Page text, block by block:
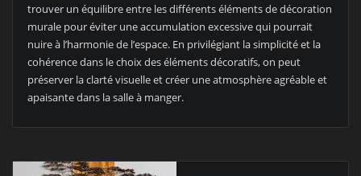
trouver un équilibre entre les différents éléments de décoration
murale pour éviter une accumulation excessive qui pourrait
nuire à l’harmonie de l’espace. En privilégiant la simplicité et la
cohérence dans le choix des éléments décoratifs, on peut
préserver la clarté visuelle et créer une atmosphère agréable et
apaisante dans la salle à manger.